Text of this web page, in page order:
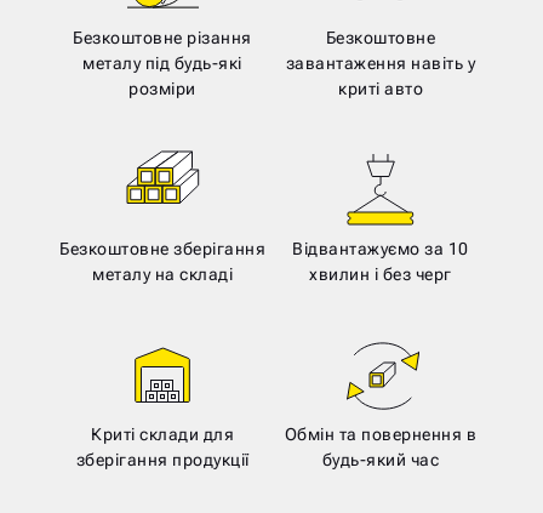
Безкоштовне різання
металу під будь-які
розміри
Безкоштовне
завантаження навіть у
криті авто
Безкоштовне зберігання
металу на складі
Відвантажуємо за 10
хвилин і без черг
Криті склади для
зберігання продукції
Обмін та повернення в
будь-який час